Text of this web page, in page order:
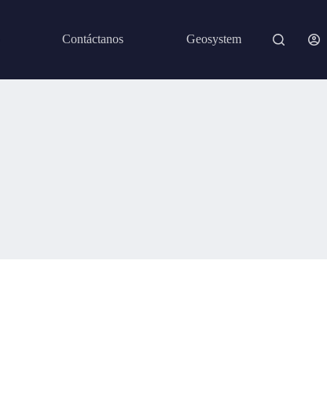
Contáctanos Geosystem